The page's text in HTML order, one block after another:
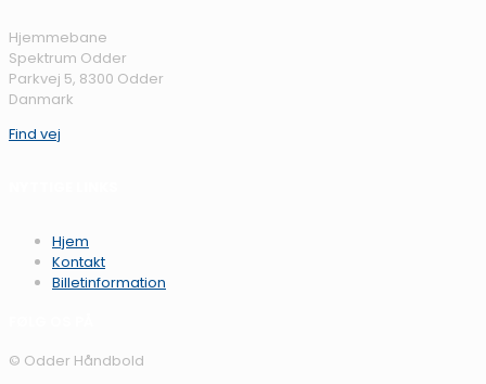
Hjemmebane
Spektrum Odder
Parkvej 5, 8300 Odder
Danmark
Find vej
Hjem
Kontakt
Billetinformation
© Odder Håndbold